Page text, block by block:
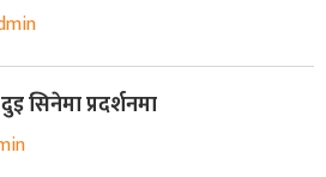
सिनेमा प्रदर्शनमा